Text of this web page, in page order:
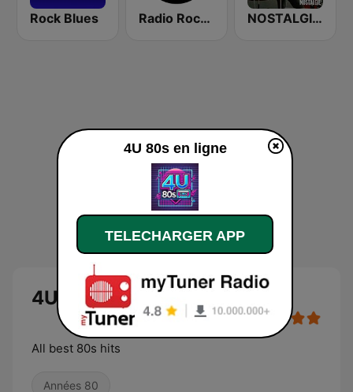
Rock Blues Radio Rock & Blues NOSTALGIE ROCK 80
4U 80s
All best 80s hits
Années 80
4U 80s en ligne
TELECHARGER APP